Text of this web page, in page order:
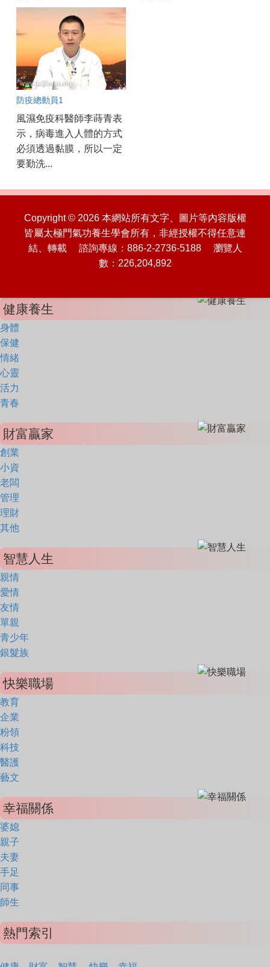
防疫總動員1
風濕免疫科醫師李蒔青表
示，病毒進入人體的方式
必須透過黏膜，所以一定
要勤洗...
Copyright © 2026 本網站所有文字、圖片等內容版權
皆屬太極門氣功養生學會所有，非經授權不得任意連
結、轉載 諮詢專線：886-2-2736-5188 瀏覽人
數：226,204,892
健康養生
身體
保健
情緒
心靈
活力
青春
財富贏家
創業
小資
老闆
管理
理財
其他
智慧人生
親情
愛情
友情
單親
青少年
銀髮族
快樂職場
教育
企業
粉領
科技
醫護
藝文
幸福關係
婆媳
親子
夫妻
手足
同事
師生
熱門索引